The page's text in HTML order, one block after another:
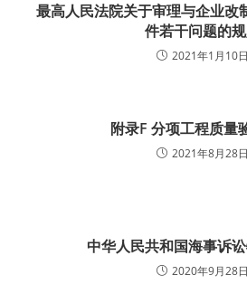
最高人民法院关于审理与企业改
件若干问题的
2021年1月10日
附录F 分项工程质量
2021年8月28日
中华人民共和国海事诉
2020年9月28日